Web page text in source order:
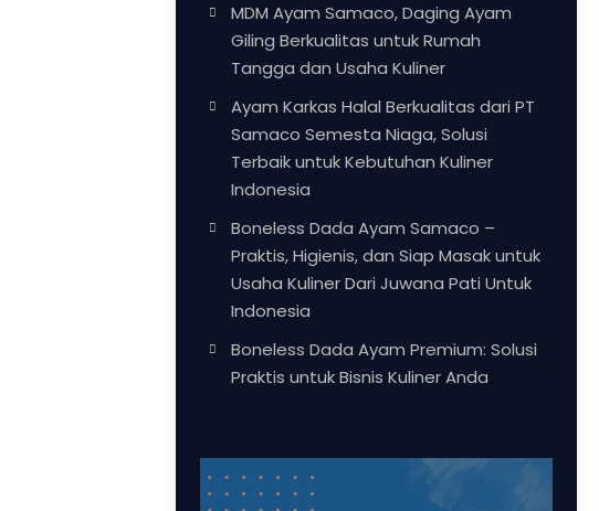
MDM Ayam Samaco, Daging Ayam
Giling Berkualitas untuk Rumah
Tangga dan Usaha Kuliner
Ayam Karkas Halal Berkualitas dari PT
Samaco Semesta Niaga, Solusi
Terbaik untuk Kebutuhan Kuliner
Indonesia
Boneless Dada Ayam Samaco –
Praktis, Higienis, dan Siap Masak untuk
Usaha Kuliner Dari Juwana Pati Untuk
Indonesia
Boneless Dada Ayam Premium: Solusi
Praktis untuk Bisnis Kuliner Anda